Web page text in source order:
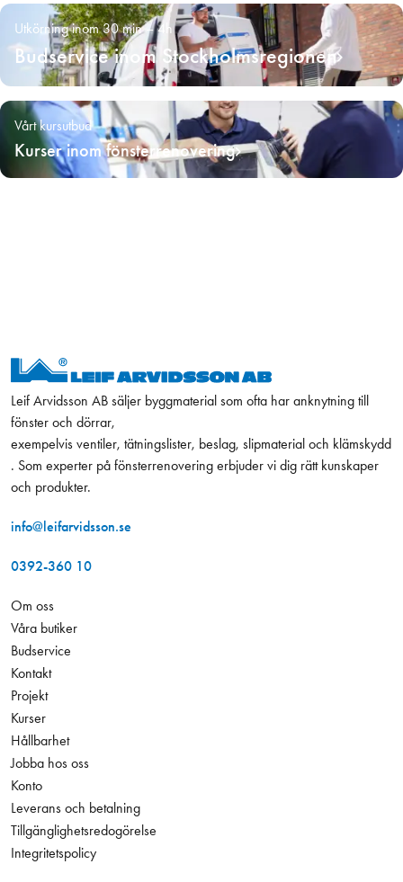
Utkörning inom 30 min – 4h
Budservice inom Stockholmsregionen
Vårt kursutbud
Kurser inom fönsterrenovering
Leif Arvidsson AB säljer byggmaterial som ofta har anknytning till
fönster och dörrar,
exempelvis ventiler, tätningslister, beslag, slipmaterial och klämskydd
. Som experter på fönsterrenovering erbjuder vi dig rätt kunskaper
och produkter.
info@leifarvidsson.se
0392-360 10
Om oss
Våra butiker
Budservice
Kontakt
Projekt
Kurser
Hållbarhet
Jobba hos oss
Konto
Leverans och betalning
Tillgänglighetsredogörelse
Integritetspolicy